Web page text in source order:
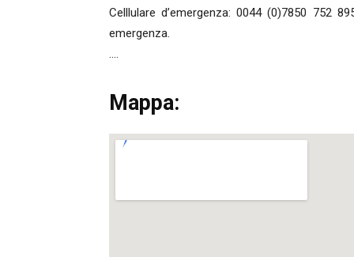
Celllulare d’emergenza: 0044 (0)7850 752
emergenza.
….
Mappa: